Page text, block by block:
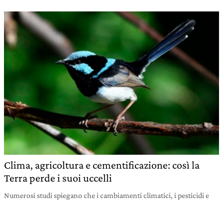
Clima, agricoltura e cementificazione: così la
Terra perde i suoi uccelli
Numerosi studi spiegano che i cambiamenti climatici, i pesticidi e